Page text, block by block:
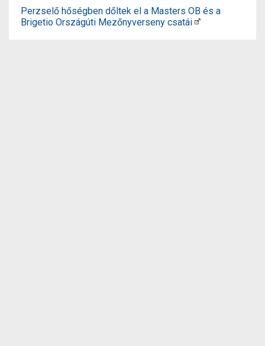
Perzselő hőségben dőltek el a Masters OB és a
Brigetio Országúti Mezőnyverseny csatái